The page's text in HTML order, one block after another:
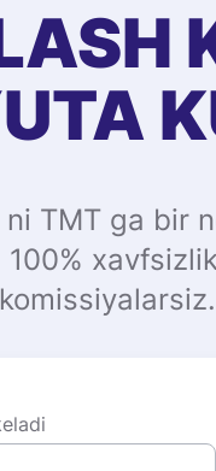
TMT ga bir